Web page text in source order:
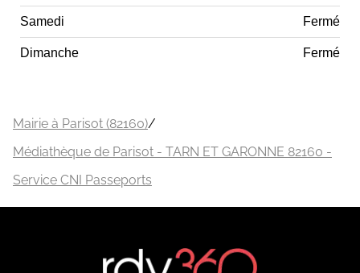
Samedi Fermé
Dimanche Fermé
Mairie à Parisot (82160)/
Médiathèque de Parisot - TARN ET GARONNE 82160 -
Service CNI Passeports